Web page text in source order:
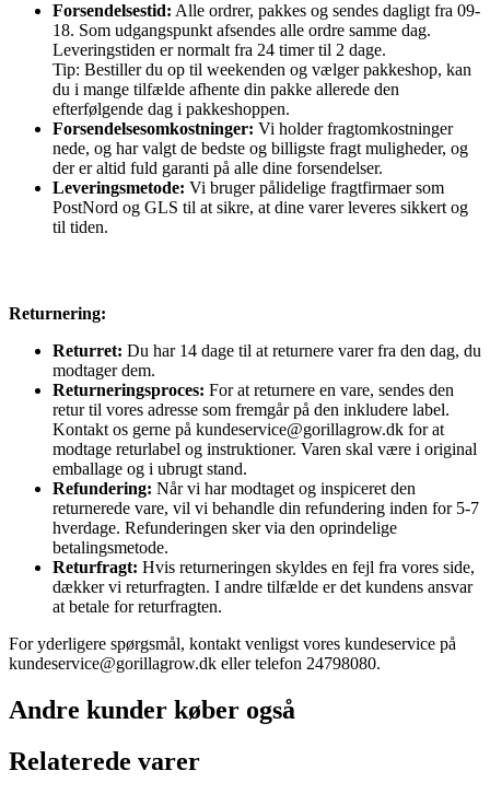
Forsendelsestid: Alle ordrer, pakkes og sendes dagligt fra 09-
18. Som udgangspunkt afsendes alle ordre samme dag.
Leveringstiden er normalt fra 24 timer til 2 dage.
Tip: Bestiller du op til weekenden og vælger pakkeshop, kan
du i mange tilfælde afhente din pakke allerede den
efterfølgende dag i pakkeshoppen.
Forsendelsesomkostninger: Vi holder fragtomkostninger
nede, og har valgt de bedste og billigste fragt muligheder, og
der er altid fuld garanti på alle dine forsendelser.
Leveringsmetode: Vi bruger pålidelige fragtfirmaer som
PostNord og GLS til at sikre, at dine varer leveres sikkert og
til tiden.
Returnering:
Returret: Du har 14 dage til at returnere varer fra den dag, du
modtager dem.
Returneringsproces: For at returnere en vare, sendes den
retur til vores adresse som fremgår på den inkludere label.
Kontakt os gerne på kundeservice@gorillagrow.dk for at
modtage returlabel og instruktioner. Varen skal være i original
emballage og i ubrugt stand.
Refundering: Når vi har modtaget og inspiceret den
returnerede vare, vil vi behandle din refundering inden for 5-7
hverdage. Refunderingen sker via den oprindelige
betalingsmetode.
Returfragt: Hvis returneringen skyldes en fejl fra vores side,
dækker vi returfragten. I andre tilfælde er det kundens ansvar
at betale for returfragten.
For yderligere spørgsmål, kontakt venligst vores kundeservice på
kundeservice@gorillagrow.dk eller telefon 24798080.
Andre kunder køber også
Relaterede varer